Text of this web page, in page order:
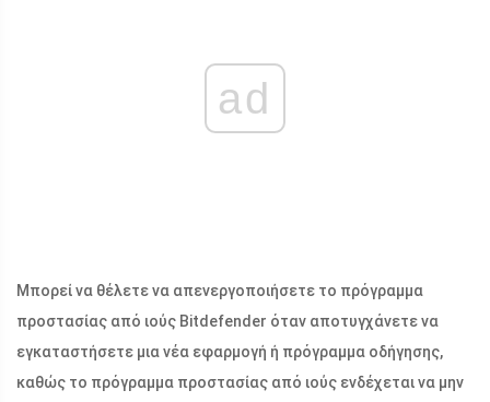
ad
Μπορεί να θέλετε να απενεργοποιήσετε το πρόγραμμα
προστασίας από ιούς Bitdefender όταν αποτυγχάνετε να
εγκαταστήσετε μια νέα εφαρμογή ή πρόγραμμα οδήγησης,
καθώς το πρόγραμμα προστασίας από ιούς ενδέχεται να μην